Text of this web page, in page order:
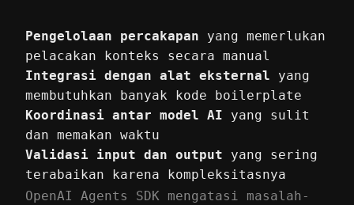
Pengelolaan percakapan yang memerlukan
pelacakan konteks secara manual
Integrasi dengan alat eksternal yang
membutuhkan banyak kode boilerplate
Koordinasi antar model AI yang sulit
dan memakan waktu
Validasi input dan output yang sering
terabaikan karena kompleksitasnya
OpenAI Agents SDK mengatasi masalah-